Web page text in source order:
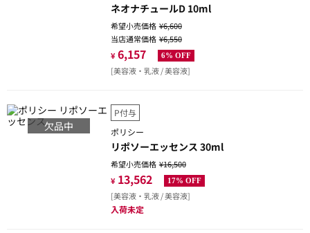
ネオナチュールD 10ml
希望小売価格¥6,600
当店通常価格¥6,550
¥ 6,157 6% OFF
[美容液・乳液 / 美容液]
欠品中
P付与
ポリシー
リポソーエッセンス 30ml
希望小売価格¥16,500
¥ 13,562 17% OFF
[美容液・乳液 / 美容液]
入荷未定